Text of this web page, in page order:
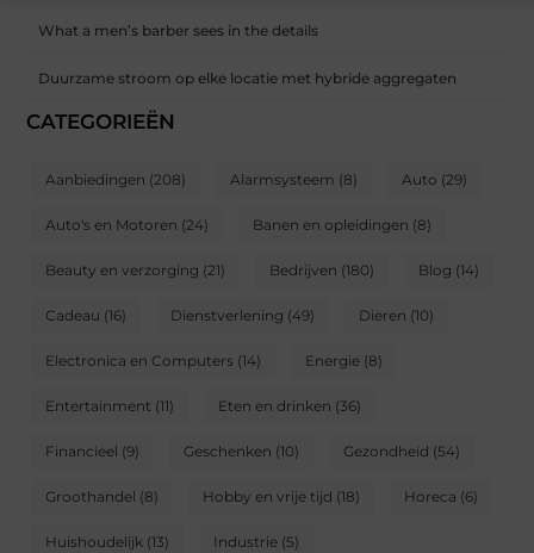
What a men’s barber sees in the details
Duurzame stroom op elke locatie met hybride aggregaten
CATEGORIEËN
Aanbiedingen (208) Alarmsysteem (8) Auto (29)
Auto's en Motoren (24) Banen en opleidingen (8)
Beauty en verzorging (21) Bedrijven (180) Blog (14)
Cadeau (16) Dienstverlening (49) Dieren (10)
Electronica en Computers (14) Energie (8)
Entertainment (11) Eten en drinken (36)
Financieel (9) Geschenken (10) Gezondheid (54)
Groothandel (8) Hobby en vrije tijd (18) Horeca (6)
Huishoudelijk (13) Industrie (5)